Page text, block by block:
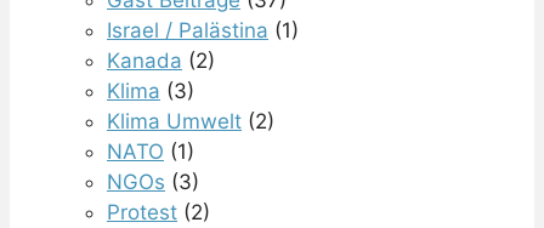
Israel / Palästina (1)
Kanada (2)
Klima (3)
Klima Umwelt (2)
NATO (1)
NGOs (3)
Protest (2)